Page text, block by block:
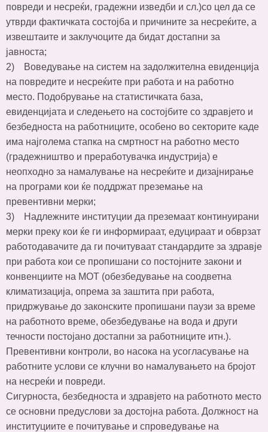
повреди и несреќи, градежни изведби и сл.)со цел да се
утврди фактичката состојба и причините за несреќите, а
извештаите и заклучоците да бидат достапни за
јавноста;
2) Воведување на систем на задолжителна евиденција
на повредите и несреќите при работа и на работно
место. Подобрување на статистичката база,
евиденцијата и следењето на состојбите со здравјето и
безбедноста на работниците, особено во секторите каде
има најголема стапка на смртност на работно место
(градежништво и преработувачка индустрија) е
неопходно за намалување на несреќите и дизајнирање
на програми кои ќе поддржат преземање на
превентивни мерки;
3) Надлежните институции да преземаат континуирани
мерки преку кои ќе ги информираат, едуцираат и обврзат
работодавачите да ги почитуваат стандардите за здравје
при работа кои се пропишани со постојните закони и
конвенциите на МОТ (обезбедување на соодветна
климатизација, опрема за заштита при работа,
придржување до законските пропишани паузи за време
на работното време, обезбедување на вода и други
течности постојано достапни за работниците итн.).
Превентивни контроли, во насока на усогласување на
работните услови се клучни во намалувањето на бројот
на несреќи и повреди.
Сигурноста, безбедноста и здравјето на работното место
се основни предуслови за достојна работа. Должност на
институциите е почитување и спроведување на